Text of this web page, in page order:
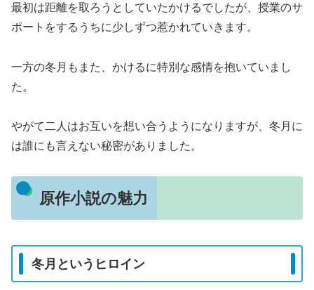
最初は距離を取ろうとしていたかけるでしたが、授業のサ
ポートをするうちに少しずつ惹かれていきます。
一方の冬月もまた、かけるに特別な感情を抱いていまし
た。
やがて二人はお互いを想い合うようになりますが、冬月に
は誰にも言えない秘密がありました。
原作小説の魅力
冬月というヒロイン